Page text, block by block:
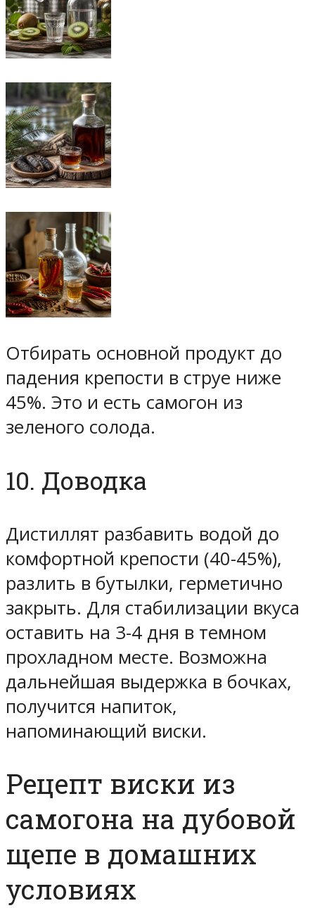
Отбирать основной продукт до
падения крепости в струе ниже
45%. Это и есть самогон из
зеленого солода.
10. Доводка
Дистиллят разбавить водой до
комфортной крепости (40-45%),
разлить в бутылки, герметично
закрыть. Для стабилизации вкуса
оставить на 3-4 дня в темном
прохладном месте. Возможна
дальнейшая выдержка в бочках,
получится напиток,
напоминающий виски.
Рецепт виски из
самогона на дубовой
щепе в домашних
условиях